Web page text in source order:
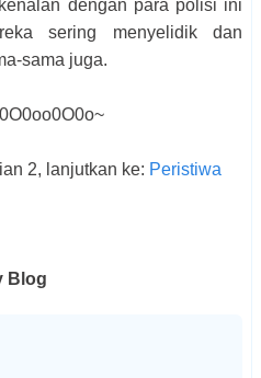
dengan para polisi ini
sering menyelidik dan
sama juga.
2, lanjutkan ke: Peristiwa
Blog